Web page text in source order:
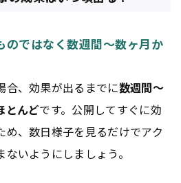
ではなく数週間～数ヶ月か
合、効果が出るまでに数週間～
とんどです。公開してすぐに効
め、数日様子を見るだけでアク
いようにしましょう。